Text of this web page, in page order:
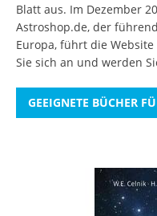
Blatt aus. Im Dezember
Astroshop.de, der
Europa, führt die
Sie sich an und werden
GEEIGNETE BÜCHER